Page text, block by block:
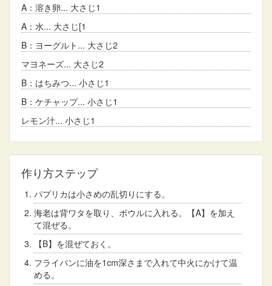
A：溶き卵
大さじ1
A：水
大さじ[1
B：ヨーグルト
大さじ2
マヨネーズ
大さじ2
B：はちみつ
小さじ1
B：ケチャップ
小さじ1
レモン汁
小さじ1
作り方ステップ
パプリカは小さめの乱切りにする。
海老は背ワタを取り、ボウルに入れる。【A】を加え
て混ぜる。
【B】を混ぜておく。
フライパンに油を1cm深さまで入れて中火にかけて温
める。